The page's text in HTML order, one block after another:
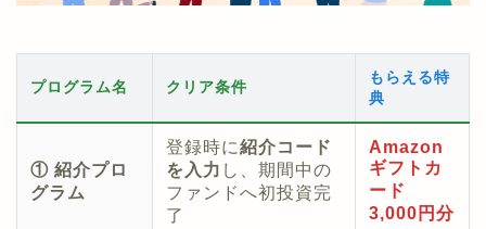
プログラム名 クリア条件
もらえる特
典
① 紹介プロ
グラム
登録時に紹介コード
を入力 し、期間中の
ファンドへ初投資完
了
Amazon
ギフトカ
ード
3,000円分